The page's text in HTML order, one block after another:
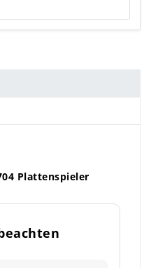
Plattenspieler